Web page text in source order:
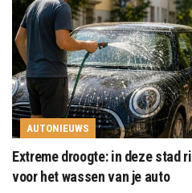
AUTONIEUWS
Extreme droogte: in deze stad
voor het wassen van je auto